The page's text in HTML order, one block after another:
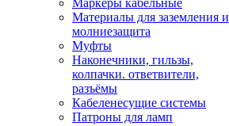
Маркеры кабельные
Материалы для заземления и
молниезащита
Муфты
Наконечники, гильзы,
колпачки. ответвители,
разъёмы
Кабеленесущие системы
Патроны для ламп